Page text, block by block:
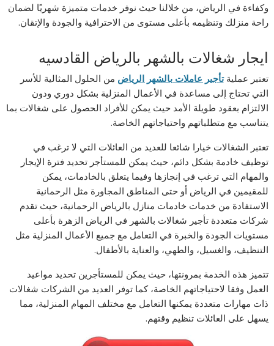
وكفاءة في الرياض، من خلالنا حيث نوفر خدمات متميزة شهريًا لضمان
راحة منزلك وتنظيمه بأعلى مستوى من الاحترافية والجودة والإتقان.
ايجار شغالات بالشهر بالرياض القادسيه
تعتبر عمليةتأجير عاملات بالشهر الرياض من الحلول المثالية للأسر
التي تحتاج إلى مساعدة في الأعمال المنزلية بشكل دوري ودون
الالتزام بعقود طويلة الأمد حيث يمكن للأفراد الحصول على شغالات بما
يتناسب مع متطلباتهم واحتياجاتهم الخاصة.
تعتبر الشغالات خيارا شائعا للعديد من العائلات التي لا ترغب في
توظيف خادمة بشكل دائم، حيث يمكن للمستأجر تحديد فترة الإيجار
والمهام التي ترغب في إنجازها وفيما يتعلق بالخادمات، يمكن
للمقيمين في الرياض أو حتى المناطق المجاورة مثل الرحمانية
الاستفادة من خدمات خادمات منازل بالرياض الرحمانية، حيث تقدم
شركات متعددة تأجير شغالات بالشهر في الرياض الزهرة بأعلى
مستويات الجودة والخبرة في التعامل مع جميع الأعمال المنزلية مثل
التنظيف، والغسيل، والطهي، والعناية بالأطفال.
تتميز هذه الخدمة بمرونتها، حيث يمكن للمستأجرين تحديد مواعيد
العمل وفقا لاحتياجاتهم الخاصة، كما توفر العديد من الشركات شغالات
ذات مهارات متعددة يمكنها التعامل مع مختلف المهام المنزلية، مما
يسهل على العائلات تنظيم وقتهم.